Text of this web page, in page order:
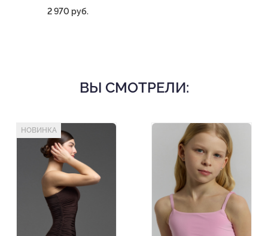
2 970 руб.
ВЫ СМОТРЕЛИ:
НОВИНКА